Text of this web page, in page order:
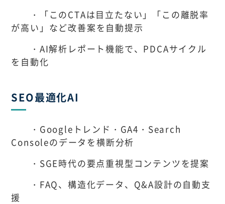
・「このCTAは目立たない」「この離脱率
が高い」など改善案を自動提示
・AI解析レポート機能で、PDCAサイクル
を自動化
SEO最適化AI
・Googleトレンド・GA4・Search
Consoleのデータを横断分析
・SGE時代の要点重視型コンテンツを提案
・FAQ、構造化データ、Q&A設計の自動支
援